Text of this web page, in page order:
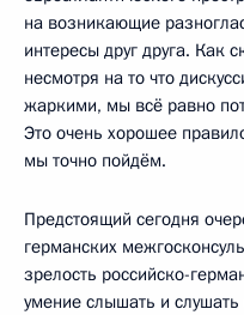
на возникающие
интересы друг друга. Как
несмотря на то что
жаркими, мы всё равно
Это очень хорошее
мы точно пойдём.
Предстоящий сегодня
германских
зрелость российско-
умение слышать и слушать